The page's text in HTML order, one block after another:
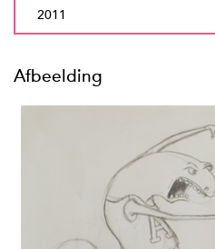
2011
Afbeelding